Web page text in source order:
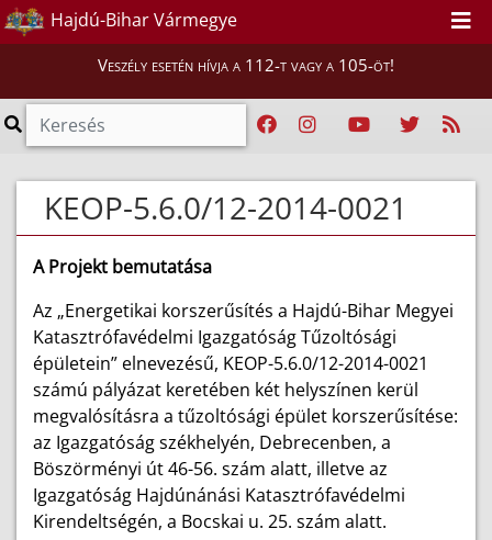
Hajdú-Bihar Vármegye
Veszély esetén hívja a 112-t vagy a 105-öt!
KEOP-5.6.0/12-2014-0021
A Projekt bemutatása
Az „Energetikai korszerűsítés a Hajdú-Bihar Megyei
Katasztrófavédelmi Igazgatóság Tűzoltósági
épületein” elnevezésű, KEOP-5.6.0/12-2014-0021
számú pályázat keretében két helyszínen kerül
megvalósításra a tűzoltósági épület korszerűsítése:
az Igazgatóság székhelyén, Debrecenben, a
Böszörményi út 46-56. szám alatt, illetve az
Igazgatóság Hajdúnánási Katasztrófavédelmi
Kirendeltségén, a Bocskai u. 25. szám alatt.